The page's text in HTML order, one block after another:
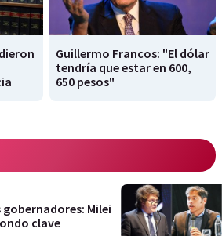
Guillermo Francos: "El dólar
tendría que estar en 600,
650 pesos"
Milei
clave